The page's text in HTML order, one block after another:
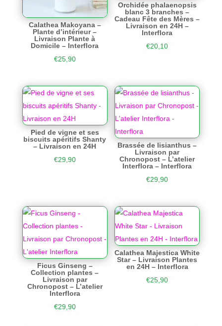
Calathea Makoyana –
Plante d’intérieur –
Livraison Plante à
Domicile – Interflora
€25,90
Orchidée phalaenopsis
blanc 3 branches –
Cadeau Fête des Mères –
Livraison en 24H –
Interflora
€20,10
Pied de vigne et ses
biscuits apéritifs Shanty
– Livraison en 24H
€29,90
Brassée de lisianthus –
Livraison par
Chronopost – L’atelier
Interflora – Interflora
€29,90
Ficus Ginseng –
Collection plantes –
Livraison par
Chronopost – L’atelier
Interflora
€29,90
Calathea Majestica White
Star – Livraison Plantes
en 24H – Interflora
€25,90